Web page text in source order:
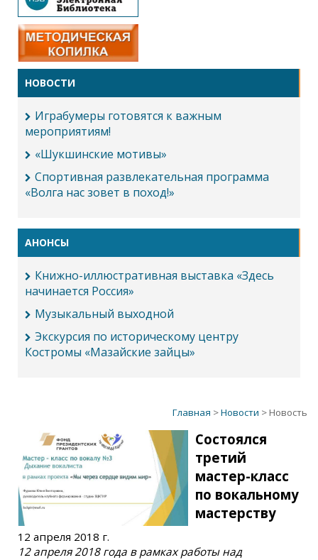
НОВОСТИ
Играбумеры готовятся к важным
мероприятиям!
«Шукшинские мотивы»
Спортивная развлекательная программа
«Волга нас зовет в поход!»
АНОНСЫ
Книжно-иллюстративная выставка «Здесь
начинается Россия»
Музыкальный выходной
Экскурсия по историческому центру
Костромы «Мазайские зайцы»
Главная >Новости > Новость
Состоялся
третий
мастер-класс
по вокальному
мастерству
12 апреля 2018 г.
12 апреля 2018 года в рамках работы над